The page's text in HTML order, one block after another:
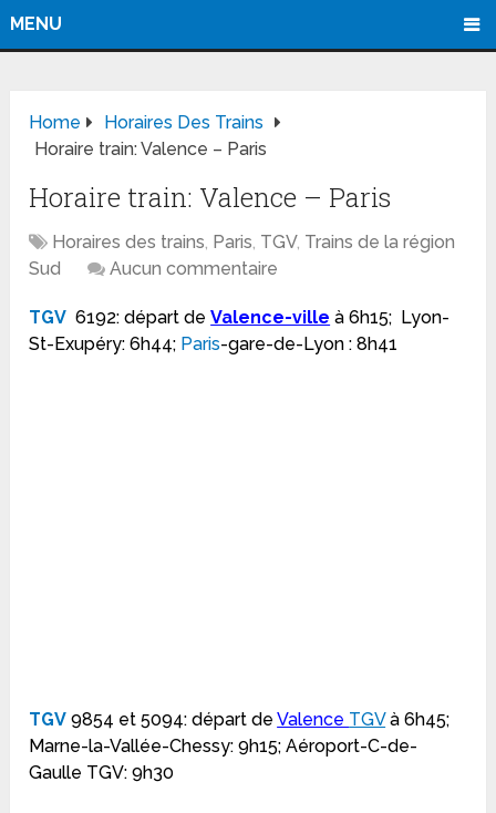
MENU
Home
Horaires Des Trains
Horaire train: Valence – Paris
Horaire train: Valence – Paris
Horaires des trains, Paris, TGV, Trains de la région
Sud
Aucun commentaire
TGV 6192: départ deValence-ville à 6h15; Lyon-
St-Exupéry: 6h44; Paris-gare-de-Lyon : 8h41
TGV 9854 et 5094: départ deValence TGVà 6h45;
Marne-la-Vallée-Chessy: 9h15; Aéroport-C-de-
Gaulle TGV: 9h30